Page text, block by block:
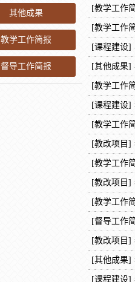
其他成果
教学工作简报
督导工作简报
[教学工作
[教学工作
[课程建设]
[其他成果]
[教学工作
[课程建设]
[教学工作
[教改项目]
[教学工作
[教改项目]
[教学工作
[督导工作
[教改项目]
[其他成果]
[课程建设]